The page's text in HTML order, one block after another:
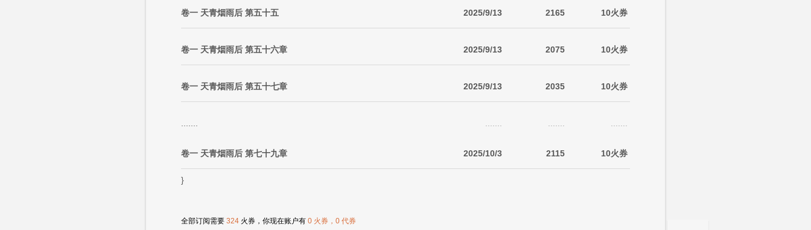
卷一 天青烟雨后 第五十五 2025/9/13 2165 10火券
卷一 天青烟雨后 第五十六章 2025/9/13 2075 10火券
卷一 天青烟雨后 第五十七章 2025/9/13 2035 10火券
卷一 天青烟雨后 第七十九章 2025/10/3 2115 10火券
}
全部订阅需要 324 火券，你现在账户有 0 火券，0 代券